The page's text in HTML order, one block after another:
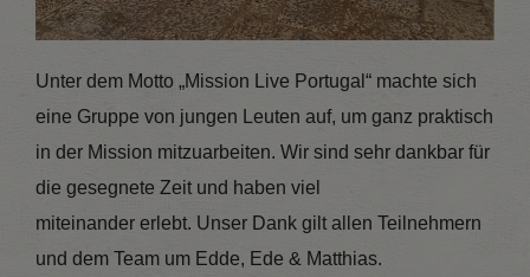
Unter dem Motto „Mission Live Portugal“ machte sich
eine Gruppe von jungen Leuten auf, um ganz praktisch
in der Mission mitzuarbeiten. Wir sind sehr dankbar für
die gesegnete Zeit und haben viel
miteinander erlebt. Unser Dank gilt allen Teilnehmern
und dem Team um Edde, Ede & Matthias.